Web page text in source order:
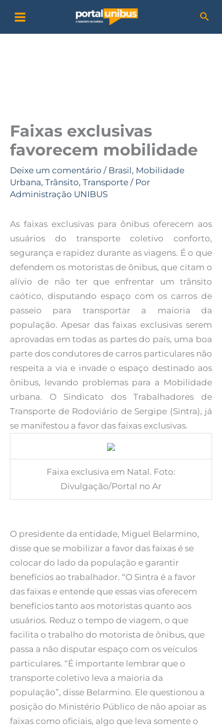
para
o
Faixas exclusivas
favorecem mobilidade
Deixe um comentário / Brasil, Mobilidade
Urbana, Trânsito, Transporte / Por
Administração UNIBUS
As faixas exclusivas para ônibus oferecem aos
usuários do transporte coletivo conforto,
segurança e rapidez durante as viagens. É o que
defendem os motoristas de ônibus, que citam o
alívio de não ter que enfrentar um trânsito
caótico, disputando espaço com os carros de
passeio para transportar a maioria da
população. Apesar das faixas exclusivas serem
aprovadas em todas as partes do país, uma boa
parte dos condutores de carros particulares não
respeita a via e invade o espaço destinado aos
ônibus, levando problemas para a Mobilidade
urbana. O Sindicato dos Trabalhadores de
Transporte de Rodoviário de Sergipe (Sintra), já
se manifestou a favor das faixas exclusivas.
Faixa exclusiva em Natal. Foto:
Divulgação/Portal no Ar
O presidente da entidade, Miguel Belarmino,
disse que se mobilizar a favor das faixas é se
colocar do lado da população e garantir
benefícios ao trabalhador. “O Sintra é a favor
das faixas e entende que essas vias oferecem
benefícios tanto aos motoristas quanto aos
usuários. Reduz o tempo de viagem, o que
facilita o trabalho do motorista de ônibus, que
passa a não disputar espaço com os veículos
particulares. “É importante lembrar que o
transporte coletivo leva a maioria da
população”, disse Belarmino. Ele questionou a
posição do Ministério Público de não apoiar as
faixas como oficiais, algo que leva somente o
a
r